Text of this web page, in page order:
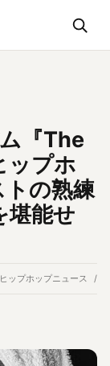
『The
ップホ
トの熟練
堪能せ
ヒップホップニュース